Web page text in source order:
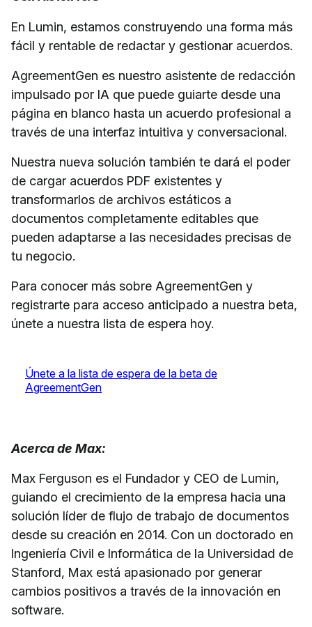
En Lumin, estamos construyendo una forma más
fácil y rentable de redactar y gestionar acuerdos.
AgreementGen es nuestro asistente de redacción
impulsado por IA que puede guiarte desde una
página en blanco hasta un acuerdo profesional a
través de una interfaz intuitiva y conversacional.
Nuestra nueva solución también te dará el poder
de cargar acuerdos PDF existentes y
transformarlos de archivos estáticos a
documentos completamente editables que
pueden adaptarse a las necesidades precisas de
tu negocio.
Para conocer más sobre AgreementGen y
registrarte para acceso anticipado a nuestra beta,
únete a nuestra lista de espera hoy.
Únete a la lista de espera de la beta de
AgreementGen
Acerca de Max:
Max Ferguson es el Fundador y CEO de Lumin,
guiando el crecimiento de la empresa hacia una
solución líder de flujo de trabajo de documentos
desde su creación en 2014. Con un doctorado en
Ingeniería Civil e Informática de la Universidad de
Stanford, Max está apasionado por generar
cambios positivos a través de la innovación en
software.